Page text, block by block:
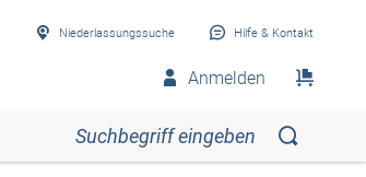
Niederlassungssuche Hilfe & Kontakt
Anmelden